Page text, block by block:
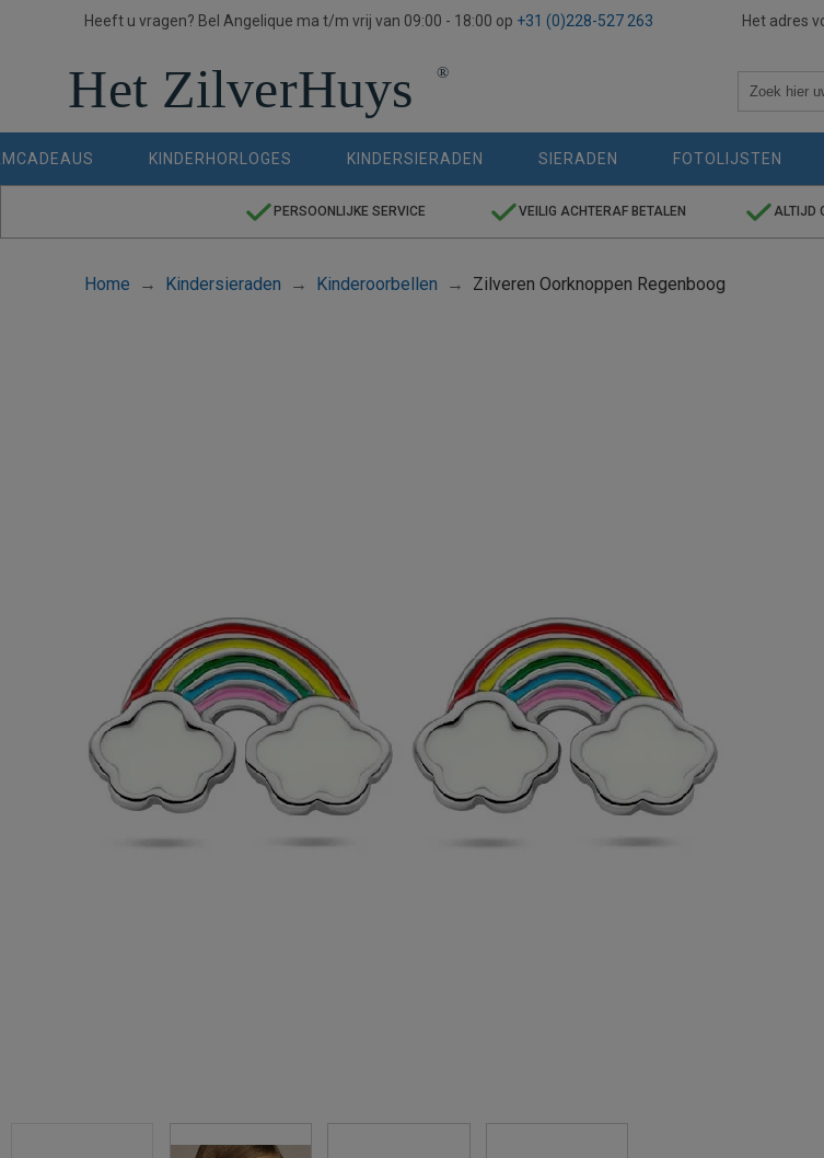
Heeft u vragen? Bel Angelique ma t/m vrij van 09:00 - 18:00 op +31 (0)228-527 263
Het adres
KINDERHORLOGES KINDERSIERADEN SIERADEN FOTOLIJSTEN
PERSOONLIJKE SERVICE VEILIG ACHTERAF BETALEN ALTIJD
Home Kindersieraden Kinderoorbellen Zilveren Oorknoppen Regenboog